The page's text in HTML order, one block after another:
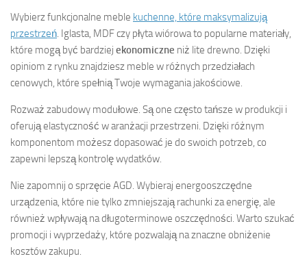
Wybierz funkcjonalne meble kuchenne, które maksymalizują
przestrzeń. Iglasta, MDF czy płyta wiórowa to popularne materiały,
które mogą być bardziej ekonomiczne niż lite drewno. Dzięki
opiniom z rynku znajdziesz meble w różnych przedziałach
cenowych, które spełnią Twoje wymagania jakościowe.
Rozważ zabudowy modułowe. Są one często tańsze w produkcji i
oferują elastyczność w aranżacji przestrzeni. Dzięki różnym
komponentom możesz dopasować je do swoich potrzeb, co
zapewni lepszą kontrolę wydatków.
Nie zapomnij o sprzęcie AGD. Wybieraj energooszczędne
urządzenia, które nie tylko zmniejszają rachunki za energię, ale
również wpływają na długoterminowe oszczędności. Warto szukać
promocji i wyprzedaży, które pozwalają na znaczne obniżenie
kosztów zakupu.